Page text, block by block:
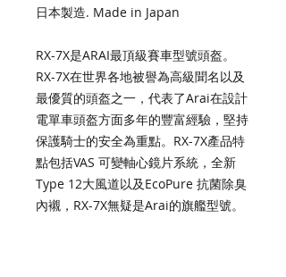
日本製造. Made in Japan
RX-7X是ARAI最頂級賽車型號頭盔。
RX-7X在世界各地被譽為高級聞名以及
最優質的頭盔之一，代表了Arai在設計
電單車頭盔方面多年的豐富經驗，堅持
保護騎士的安全為重點。RX-7X產品特
點包括VAS 可變軸心鏡片系統，全新
Type 12大風道以及EcoPure 抗菌除臭
內襯，RX-7X無疑是Arai的旗艦型號。